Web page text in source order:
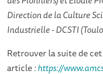
Direction de la Culture
Industrielle - DCSTI
Retrouver la suite de cet
article:https://